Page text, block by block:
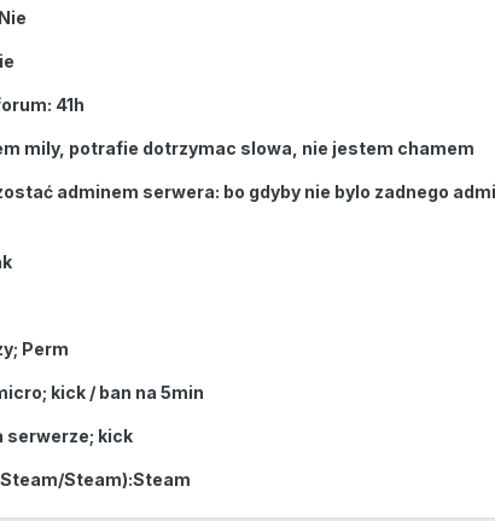
41h
mily, potrafie dotrzymac slowa, nie jestem chamem
adminem serwera: bo gdyby nie bylo zadnego
Perm
kick / ban na 5min
serwerze; kick
Steam):Steam